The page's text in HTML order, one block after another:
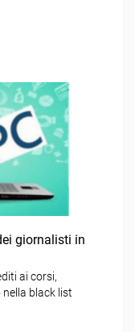
giornalisti in
ai corsi,
black list